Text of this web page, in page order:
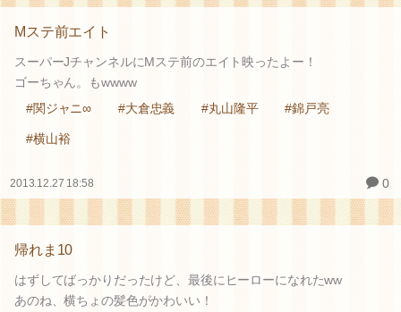
Mステ前エイト
スーパーJチャンネルにMステ前のエイト映ったよー！
ゴーちゃん。もwwww
#関ジャニ∞
#大倉忠義 #丸山隆平 #錦戸亮
#横山裕
2013.12.27 18:58 0
帰れま10
はずしてばっかりだったけど、最後にヒーローになれたww
あのね、横ちょの髪色がかわいい！